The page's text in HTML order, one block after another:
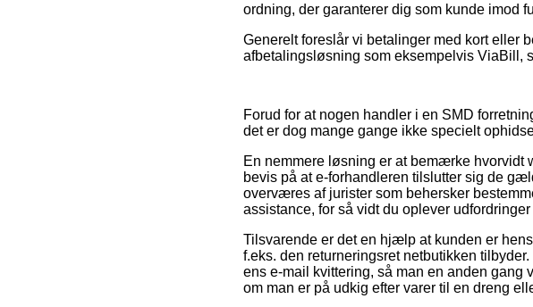
ordning, der garanterer dig som kunde imod
Generelt foreslår vi betalinger med kort eller
afbetalingsløsning som eksempelvis ViaBill,
Forud for at nogen handler i en SMD
det er dog mange gange ikke specielt
En nemmere løsning er at bemærke
bevis på at e-forhandleren tilslutter sig de
overværes af jurister som behersker
assistance, for så vidt du oplever
Tilsvarende er det en hjælp at kunden er
f.eks. den returneringsret netbutikken
ens e-mail kvittering, så man en anden gang
om man er på udkig efter varer til en dreng